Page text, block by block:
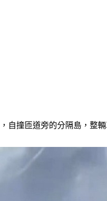
撞匝道旁的分隔島，整